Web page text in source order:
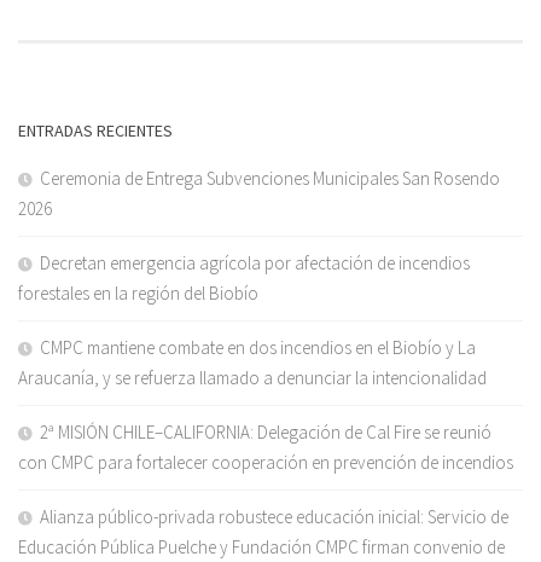
ENTRADAS RECIENTES
Ceremonia de Entrega Subvenciones Municipales San Rosendo
2026
Decretan emergencia agrícola por afectación de incendios
forestales en la región del Biobío
CMPC mantiene combate en dos incendios en el Biobío y La
Araucanía, y se refuerza llamado a denunciar la intencionalidad
2ª MISIÓN CHILE–CALIFORNIA: Delegación de Cal Fire se reunió
con CMPC para fortalecer cooperación en prevención de incendios
Alianza público-privada robustece educación inicial: Servicio de
Educación Pública Puelche y Fundación CMPC firman convenio de